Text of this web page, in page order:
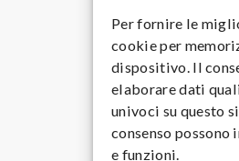
Per fornire le
cookie per
dispositivo. Il
elaborare dati
univoci su questo
consenso
e funzioni.